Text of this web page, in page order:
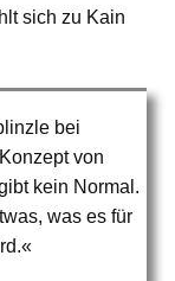
sich zu Kain
bei
von
kein Normal.
was es für